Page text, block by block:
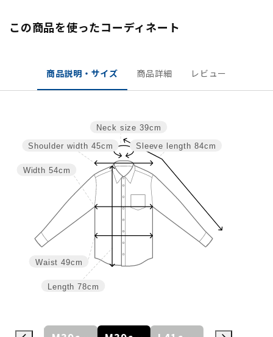
この商品を使ったコーディネート
商品説明・サイズ 商品詳細 レビュー
Sleeve length 84cm
Neck size 39cm
Length 78cm
Waist 49cm
Width 54cm
Shoulder width 45cm